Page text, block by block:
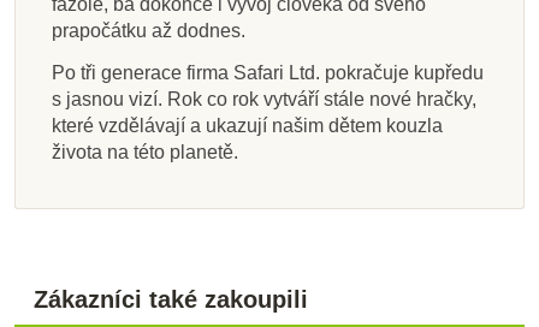
fazole, ba dokonce i vývoj člověka od svého
prapočátku až dodnes.
Po tři generace firma Safari Ltd. pokračuje kupředu
s jasnou vizí. Rok co rok vytváří stále nové hračky,
které vzdělávají a ukazují našim dětem kouzla
života na této planetě.
Zákazníci také zakoupili